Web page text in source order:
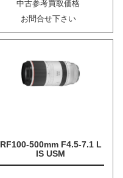
中古参考買取価格
お問合せ下さい
RF100-500mm F4.5-7.1 L
IS USM